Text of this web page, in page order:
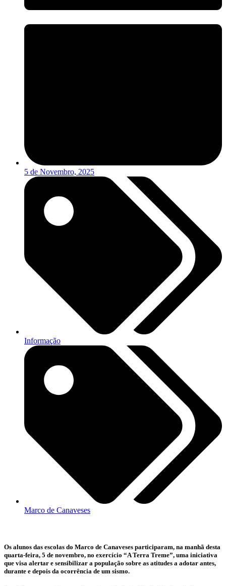
5 de Novembro, 2025
Informação
Marco de Canaveses
Os alunos das escolas do Marco de Canaveses participaram, na manhã desta
quarta-feira, 5 de novembro, no exercício “A Terra Treme”, uma iniciativa
que visa alertar e sensibilizar a população sobre as atitudes a adotar antes,
durante e depois da ocorrência de um sismo.